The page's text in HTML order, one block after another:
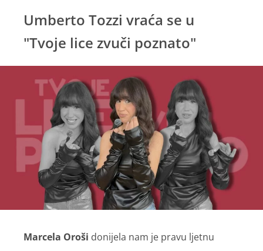
Umberto Tozzi vraća se u
"Tvoje lice zvuči poznato"
Marcela Oroši donijela nam je pravu ljetnu